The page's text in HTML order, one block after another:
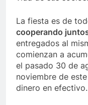
La fiesta es de
cooperando
entregados al
comienzan a
el pasado 30 de
noviembre de
dinero en efectivo.